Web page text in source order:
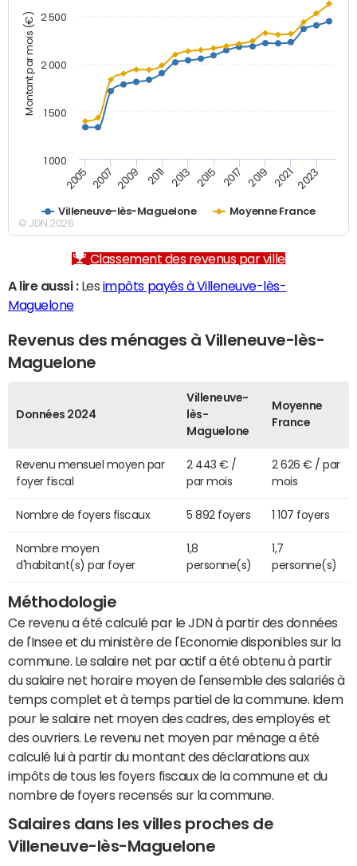
Montant par mois (€)
Villeneuve-lès-Maguelone Moyenne France
2005 2007 2009 2011 2013 2015 2017 2019 2021 2023
1 000
1 500
2 000
2 500
© JDN 2026
Classement des revenus par ville
A lire aussi :Les impôts payés à Villeneuve-lès-
Maguelone
Revenus des ménages à Villeneuve-lès-
Maguelone
Données 2024
Villeneuve-
lès-
Maguelone
Moyenne
France
Revenu mensuel moyen par
foyer fiscal
2 443 € /
par mois
2 626 € / par
mois
Nombre de foyers fiscaux 5 892 foyers 1 107 foyers
Nombre moyen
d'habitant(s) par foyer
1,8
personne(s)
1,7
personne(s)
Méthodologie
Ce revenu a été calculé par le JDN à partir des données
de l'Insee et du ministère de l'Economie disponibles sur la
commune. Le salaire net par actif a été obtenu à partir
du salaire net horaire moyen de l'ensemble des salariés à
temps complet et à temps partiel de la commune. Idem
pour le salaire net moyen des cadres, des employés et
des ouvriers. Le revenu net moyen par ménage a été
calculé lui à partir du montant des déclarations aux
impôts de tous les foyers fiscaux de la commune et du
nombre de foyers recensés sur la commune.
Salaires dans les villes proches de
Villeneuve-lès-Maguelone